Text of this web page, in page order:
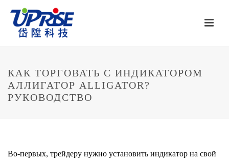
КАК ТОРГОВАТЬ С ИНДИКАТОРОМ
АЛЛИГАТОР ALLIGATOR?
РУКОВОДСТВО
Во-первых, трейдеру нужно установить индикатор на свой